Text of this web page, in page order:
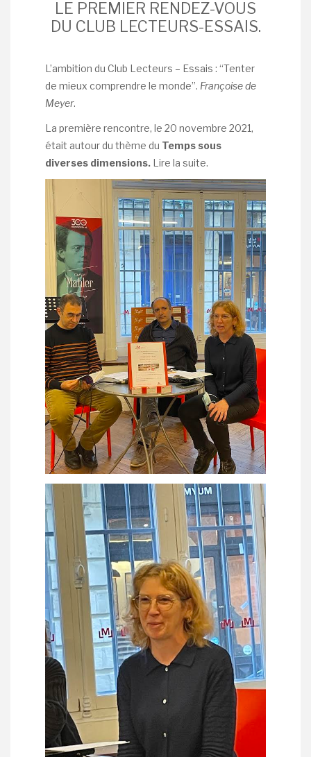
LE PREMIER RENDEZ-VOUS
DU CLUB LECTEURS-ESSAIS.
L’ambition du Club Lecteurs – Essais : “Tenter
de mieux comprendre le monde”. Françoise de
Meyer.
La première rencontre, le 20 novembre 2021,
était autour du thème du Temps sous
diverses dimensions. Lire la suite.